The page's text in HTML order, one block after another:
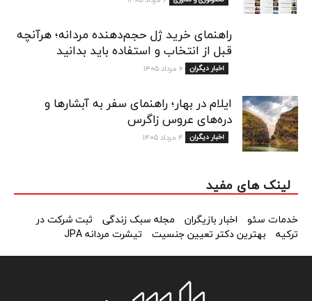
راهنمای خرید ژل حجم‌دهنده مردانه؛ هرآنچه
قبل از انتخاب و استفاده باید بدانید
اخبار دیگران ۶ مرداد ۱۴۰۵
ایلام در بهار؛ راهنمای سفر به آبشارها و
دره‌های عروس زاگرس
اخبار دیگران ۴ مرداد ۱۴۰۵
لینک های مفید
خدمات سئو اخبار بازیگران مجله سبک زندگی
ثبت شرکت در
ترکیه
بهترین دکتر تعیین جنسیت تیشرت مردانه JPA